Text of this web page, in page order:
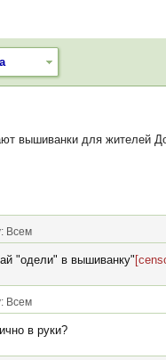
вышиванки для жителей
Всем
"одели" в вышиванку"
Всем
в руки?